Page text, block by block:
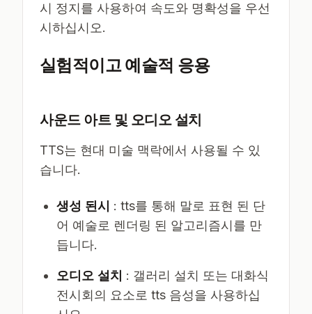
시 정지를 사용하여 속도와 명확성을 우선
시하십시오.
실험적이고 예술적 응용
사운드 아트 및 오디오 설치
TTS는 현대 미술 맥락에서 사용될 수 있
습니다.
생성 된시 : tts를 통해 말로 표현 된 단
어 예술로 렌더링 된 알고리즘시를 만
듭니다.
오디오 설치 : 갤러리 설치 또는 대화식
전시회의 요소로 tts 음성을 사용하십